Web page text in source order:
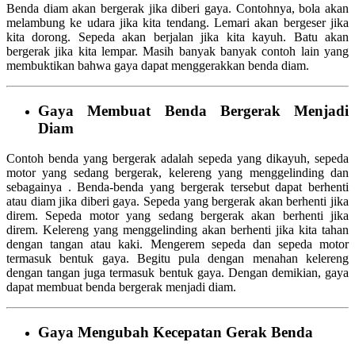
Benda diam akan bergerak jika diberi gaya. Contohnya, bola akan
melambung ke udara jika kita tendang. Lemari akan bergeser jika
kita dorong. Sepeda akan berjalan jika kita kayuh. Batu akan
bergerak jika kita lempar. Masih banyak banyak contoh lain yang
membuktikan bahwa gaya dapat menggerakkan benda diam.
Gaya Membuat Benda Bergerak Menjadi
Diam
Contoh benda yang bergerak adalah sepeda yang dikayuh, sepeda
motor yang sedang bergerak, kelereng yang menggelinding dan
sebagainya . Benda-benda yang bergerak tersebut dapat berhenti
atau diam jika diberi gaya. Sepeda yang bergerak akan berhenti jika
direm. Sepeda motor yang sedang bergerak akan berhenti jika
direm. Kelereng yang menggelinding akan berhenti jika kita tahan
dengan tangan atau kaki. Mengerem sepeda dan sepeda motor
termasuk bentuk gaya. Begitu pula dengan menahan kelereng
dengan tangan juga termasuk bentuk gaya. Dengan demikian, gaya
dapat membuat benda bergerak menjadi diam.
Gaya Mengubah Kecepatan Gerak Benda